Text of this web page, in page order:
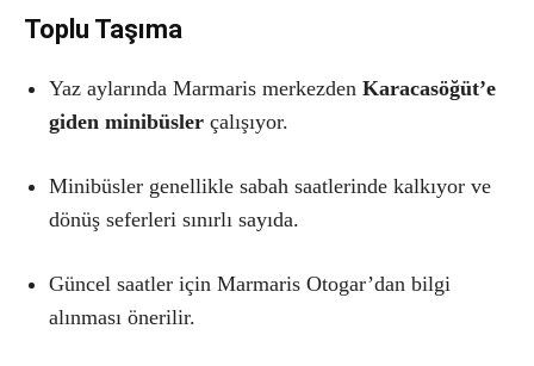
Toplu Taşıma
Yaz aylarında Marmaris merkezden Karacasöğüt’e
giden minibüsler çalışıyor.
Minibüsler genellikle sabah saatlerinde kalkıyor ve
dönüş seferleri sınırlı sayıda.
Güncel saatler için Marmaris Otogar’dan bilgi
alınması önerilir.